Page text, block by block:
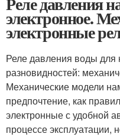
электронное.
электронные
Реле давления воды для
разновидностей:
Механические модели
предпочтение, как
электронные с удобной
процессе эксплуатации,